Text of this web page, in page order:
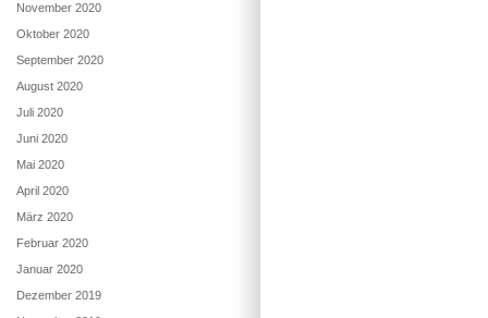
November 2020
Oktober 2020
September 2020
August 2020
Juli 2020
Juni 2020
Mai 2020
April 2020
März 2020
Februar 2020
Januar 2020
Dezember 2019